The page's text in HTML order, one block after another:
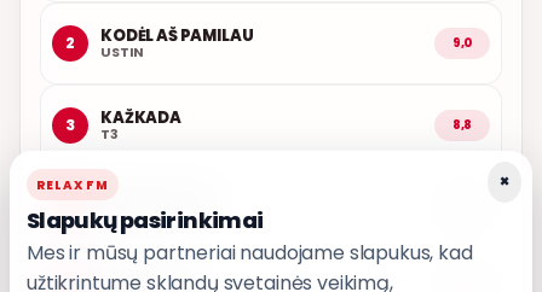
2 KODĖL AŠ PAMILAU
USTIN 9,0
3 KAŽKADA
T3 8,8
POPKULTŪRA
LEDINĖ JŪRA
×
RELAX FM
Slapukų pasirinkimai
Mes ir mūsų partneriai naudojame slapukus, kad
užtikrintume sklandų svetainės veikimą,